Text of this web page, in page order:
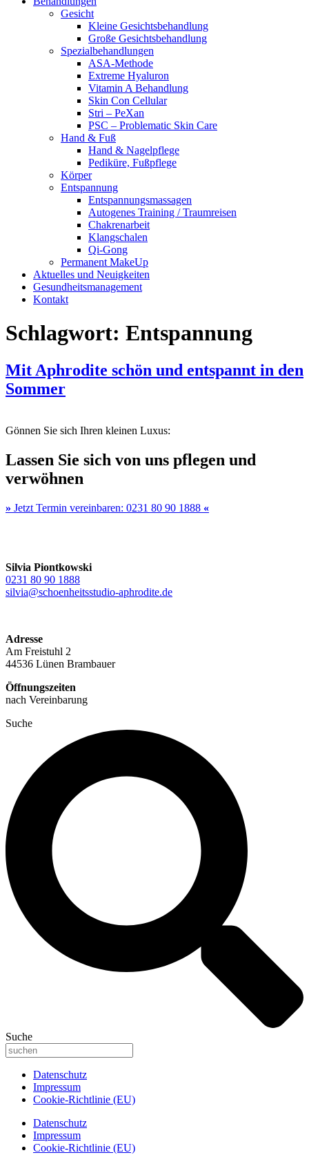
Gesicht
Kleine Gesichtsbehandlung
Große Gesichtsbehandlung
Spezialbehandlungen
ASA-Methode
Extreme Hyaluron
Vitamin A Behandlung
Skin Con Cellular
Stri – PeXan
PSC – Problematic Skin Care
Hand & Fuß
Hand & Nagelpflege
Pediküre, Fußpflege
Körper
Entspannung
Entspannungsmassagen
Autogenes Training / Traumreisen
Chakrenarbeit
Klangschalen
Qi-Gong
Permanent MakeUp
Aktuelles und Neuigkeiten
Gesundheitsmanagement
Kontakt
Schlagwort: Entspannung
Mit Aphrodite schön und entspannt in den
Sommer
Gönnen Sie sich Ihren kleinen Luxus:
Lassen Sie sich von uns pflegen und
verwöhnen
» Jetzt Termin vereinbaren: 0231 80 90 1888 «
Silvia Piontkowski
0231 80 90 1888
silvia@schoenheitsstudio-aphrodite.de
Adresse
Am Freistuhl 2
44536 Lünen Brambauer
Öffnungszeiten
nach Vereinbarung
Suche
Suche
Datenschutz
Impressum
Cookie-Richtlinie (EU)
Datenschutz
Impressum
Cookie-Richtlinie (EU)